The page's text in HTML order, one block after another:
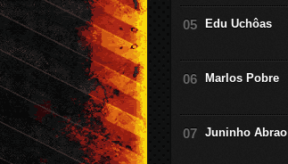
Edu Uchôas
Marlos Pobre
Juninho Abrao